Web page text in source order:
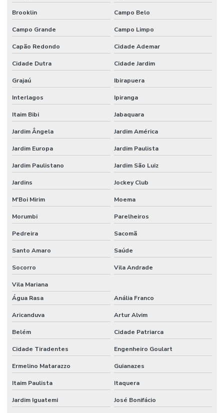
Etiquetas Couche Sem Resíduo
Etiquetas Nylon Resinado Para Fabricação De Colchões
Etiquetas Nylon Resinado Sem Corte Minas Gerais
Etiquetas Para Encomendas Em Minas Gerais
Etiquetas Para Impressora Grande Demanda
Etiquetas Para Móveis E Vidros
Etiquetas Para Superfícies Removíveis
Etiquetas Resinadas
Etiquetas Tag Adesivas Com Cola Para Roupas
Etiquetas Tag De Roupas Com Furinho
Etiquetas Tag Para Impressoras Argox
Etiquetas Tag Para Roupas
Etiquetas Tag Para Roupas Em Santa Catarina
Etiquetas Tag Para Roupas No Rio Grande Do Sul
Fornecedor De Etiqueta De Gondola No Rio Grande Do Sul
Fornecedor De Etiqueta Nylon Resinado
Fornecedor De Etiqueta Nylon Resinado Santa Catarina
Fornecedor De Etiquetas Adesivas Paraná
Brooklin Campo Belo
Campo Grande Campo Limpo
Capão Redondo Cidade Ademar
Cidade Dutra Cidade Jardim
Grajaú Ibirapuera
Interlagos Ipiranga
Itaim Bibi Jabaquara
Jardim Ângela Jardim América
Jardim Europa Jardim Paulista
Jardim Paulistano Jardim São Luiz
Jardins Jockey Club
M'Boi Mirim Moema
Morumbi Parelheiros
Pedreira Sacomã
Santo Amaro Saúde
Socorro Vila Andrade
Vila Mariana
Água Rasa
Anália Franco
Aricanduva Artur Alvim
Belém Cidade Patriarca
Cidade Tiradentes Engenheiro Goulart
Ermelino Matarazzo Guianazes
Itaim Paulista Itaquera
Jardim Iguatemi José Bonifácio